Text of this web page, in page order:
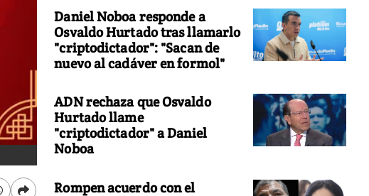
Daniel Noboa responde a
Osvaldo Hurtado tras llamarlo
"criptodictador": "Sacan de
nuevo al cadáver en formol"
ADN rechaza que Osvaldo
Hurtado llame
"criptodictador" a Daniel
Noboa
Rompen acuerdo con el